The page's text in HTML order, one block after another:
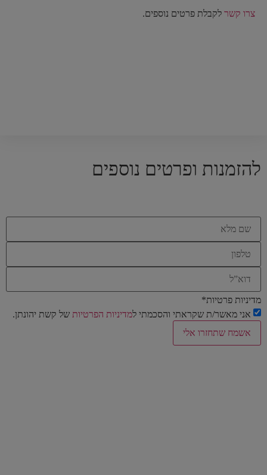
צרו קשר לקבלת פרטים נוספים.
להזמנות ופרטים נוספים
מדיניות פרטיות*
אני מאשר/ת שקראתי והסכמתי למדיניות הפרטיות של קשת יהונתן.